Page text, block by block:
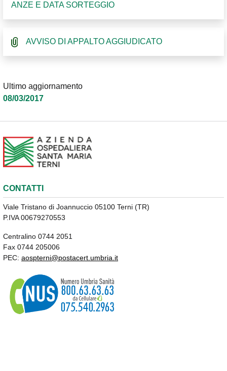
ANZE E DATA SORTEGGIO
AVVISO DI APPALTO AGGIUDICATO
Ultimo aggiornamento
08/03/2017
CONTATTI
Viale Tristano di Joannuccio 05100 Terni (TR)
P.IVA 00679270553
Centralino 0744 2051
Fax 0744 205006
PEC: aospterni@postacert.umbria.it